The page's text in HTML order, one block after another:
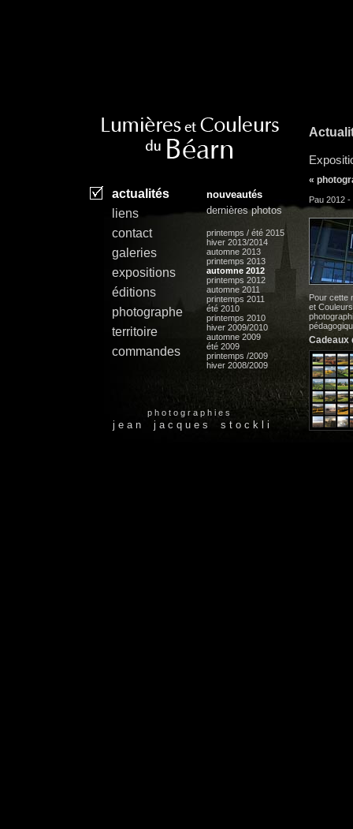
actualités
iens
contact
galeries
expositions
éditions
photographe
territoire
commandes
nouveautés
dernières photos
printemps / été 2015
hiver 2013/2014
automne 2013
printemps 2013
automne 2012
printemps 2012
automne 2011
printemps 2011
été 2010
printemps 2010
hiver 2009/2010
automne 2009
été 2009
printemps /2009
hiver 2008/2009
p h o t o g r a p h i e s
j e a n j a c q u e s s t o c k l i
«
Pau 2012
Pour cette
et
Cadeaux